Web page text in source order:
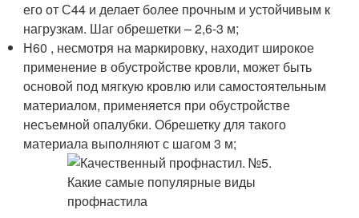
его от С44 и делает более прочным и устойчивым к
нагрузкам. Шаг обрешетки – 2,6-3 м;
Н60 , несмотря на маркировку, находит широкое
применение в обустройстве кровли, может быть
основой под мягкую кровлю или самостоятельным
материалом, применяется при обустройстве
несъемной опалубки. Обрешетку для такого
материала выполняют с шагом 3 м;